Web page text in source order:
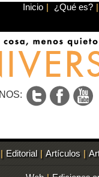
Inicio | ¿Qué es? |
| Editorial | Artículos |